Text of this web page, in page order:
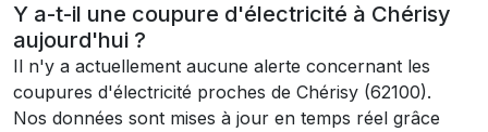
Y a-t-il une coupure d'électricité à Chérisy
aujourd'hui ?
Il n'y a actuellement aucune alerte concernant les
coupures d'électricité proches de Chérisy (62100).
Nos données sont mises à jour en temps réel grâce